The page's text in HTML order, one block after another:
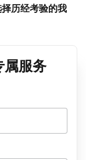
历经考验的我
属服务